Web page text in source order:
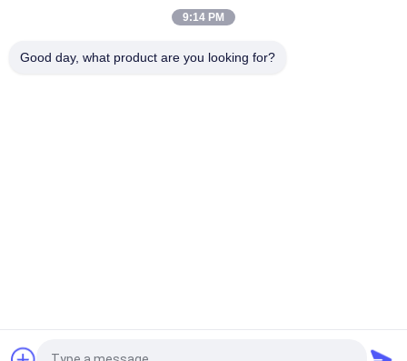
5.0 - 6.0 Karat D E F Farbe VS Klarheit HPHT Diamant Labor
9:14 PM
Good day, what product are you looking for?